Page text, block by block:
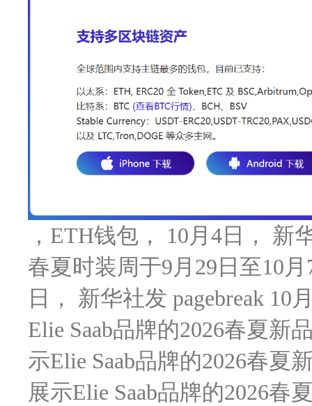
，ETH钱包， 10月4日， 新
春夏时装周于9月29日至10
日， 新华社发 pagebreak
Elie Saab品牌的2026春夏新
示Elie Saab品牌的2026春夏
展示Elie Saab品牌的2026春